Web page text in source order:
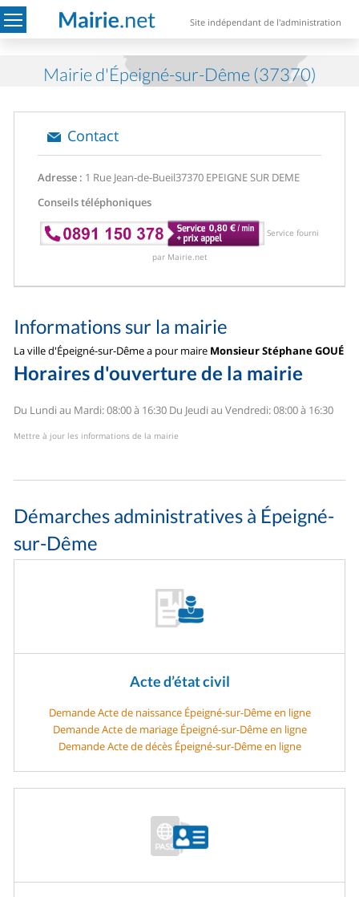
Site indépendant de l'administration
Mairie d'Épeigné-sur-Dême (37370)
Contact
Adresse : 1 Rue Jean-de-Bueil37370 EPEIGNE SUR DEME
Conseils téléphoniques
Service fourni
par Mairie.net
Informations sur la mairie
La ville d'Épeigné-sur-Dême a pour maire Monsieur Stéphane GOUÉ
Horaires d'ouverture de la mairie
Du Lundi au Mardi: 08:00 à 16:30 Du Jeudi au Vendredi: 08:00 à 16:30
Mettre à jour les informations de la mairie
Démarches administratives à Épeigné-
sur-Dême
Acte d’état civil
Demande Acte de naissance Épeigné-sur-Dême en ligne
Demande Acte de mariage Épeigné-sur-Dême en ligne
Demande Acte de décès Épeigné-sur-Dême en ligne